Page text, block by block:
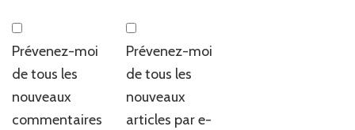
Prévenez-moi
de tous les
nouveaux
commentaires
Prévenez-moi
de tous les
nouveaux
articles par e-